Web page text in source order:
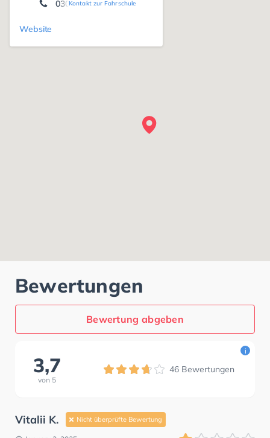
Kontakt zur Fahrschule
0309722131
Website
Bewertungen
Bewertung abgeben
3,7
von 5
46 Bewertungen
i
Vitalii K. Nicht überprüfte Bewertung